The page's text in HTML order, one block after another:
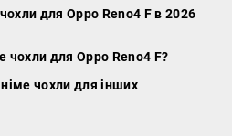
для Oppo Reno4 F в 2026
чохли для Oppo Reno4 F?
чохли для інших